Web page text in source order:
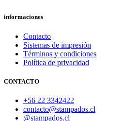
informaciones
Contacto
Sistemas de impresión
Términos y condiciones
Política de privacidad
CONTACTO
+56 22 3342422
contacto@stampados.cl
@stampados.cl